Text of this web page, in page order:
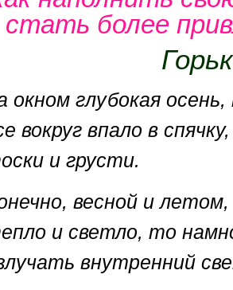
стать более
окном глубокая
вокруг впало в
и грусти.
весной и летом,
и светло, то
внутренний